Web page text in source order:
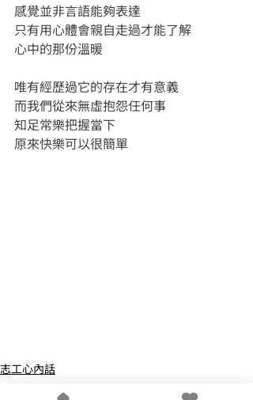
感覺並非言語能夠表達
只有用心體會親自走過才能了解
心中的那份溫暖
唯有經歷過它的存在才有意義
而我們從來無虛抱怨任何事
知足常樂把握當下
原來快樂可以很簡單
志工心內話